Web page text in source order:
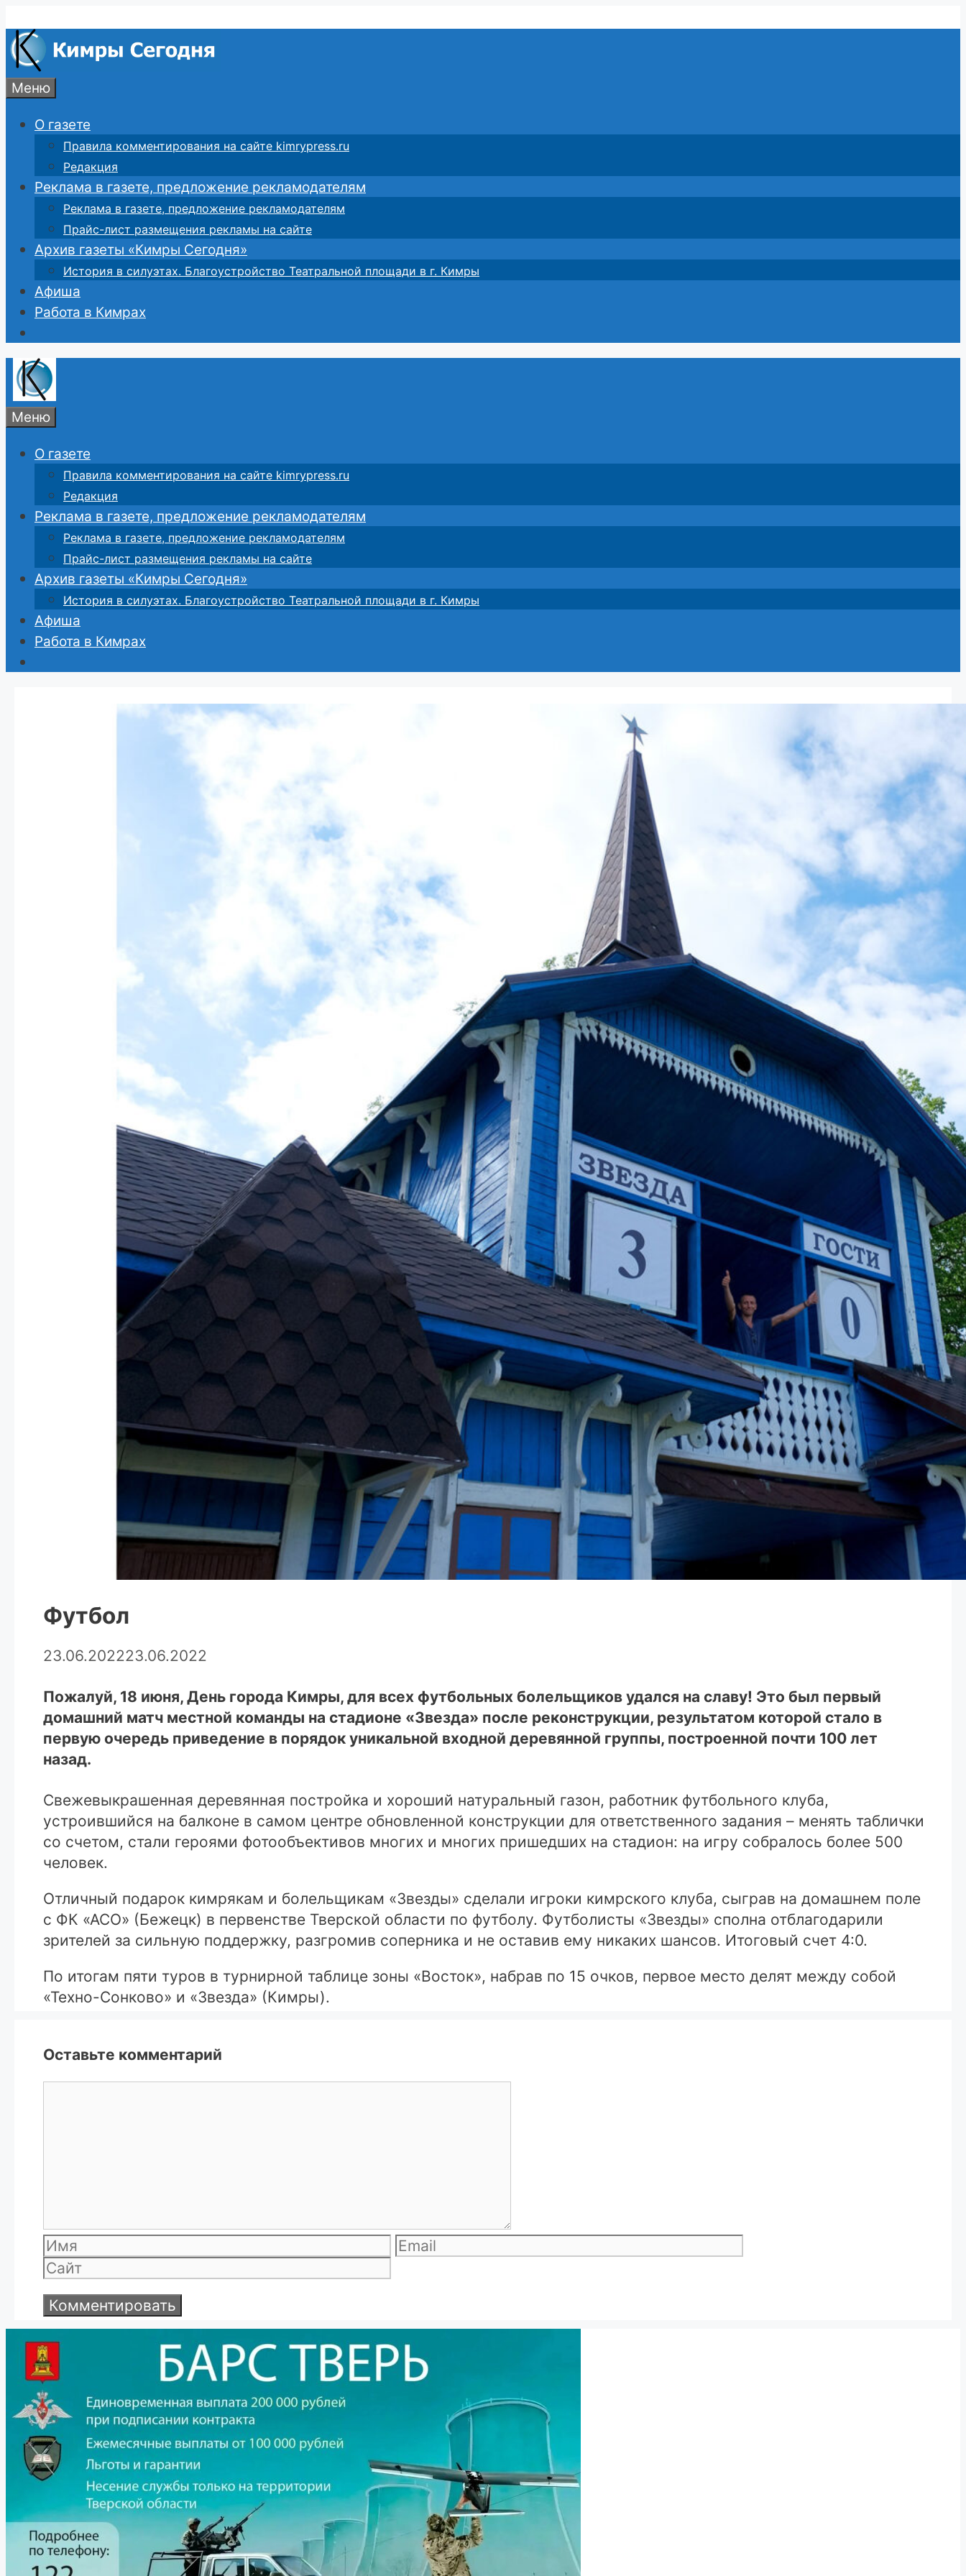
к
содержимому
Меню
О газете
Правила комментирования на сайте kimrypress.ru
Редакция
Реклама в газете, предложение рекламодателям
Реклама в газете, предложение рекламодателям
Прайс-лист размещения рекламы на сайте
Архив газеты «Кимры Сегодня»
История в силуэтах. Благоустройство Театральной площади в г. Кимры
Афиша
Работа в Кимрах
Меню
О газете
Правила комментирования на сайте kimrypress.ru
Редакция
Реклама в газете, предложение рекламодателям
Реклама в газете, предложение рекламодателям
Прайс-лист размещения рекламы на сайте
Архив газеты «Кимры Сегодня»
История в силуэтах. Благоустройство Театральной площади в г. Кимры
Афиша
Работа в Кимрах
Футбол
23.06.202223.06.2022
Пожалуй, 18 июня, День города Кимры, для всех футбольных болельщиков удался на славу! Это был первый
домашний матч местной команды на стадионе «Звезда» после реконструкции, результатом которой стало в
первую очередь приведение в порядок уникальной входной деревянной группы, построенной почти 100 лет
назад.
Свежевыкрашенная деревянная постройка и хороший натуральный газон, работник футбольного клуба,
устроившийся на балконе в самом центре обновленной конструкции для ответственного задания – менять таблички
со счетом, стали героями фотообъективов многих и многих пришедших на стадион: на игру собралось более 500
человек.
Отличный подарок кимрякам и болельщикам «Звезды» сделали игроки кимрского клуба, сыграв на домашнем поле
с ФК «АСО» (Бежецк) в первенстве Тверской области по футболу. Футболисты «Звезды» сполна отблагодарили
зрителей за сильную поддержку, разгромив соперника и не оставив ему никаких шансов. Итоговый счет 4:0.
По итогам пяти туров в турнирной таблице зоны «Восток», набрав по 15 очков, первое место делят между собой
«Техно-Сонково» и «Звезда» (Кимры).
Оставьте комментарий
Имя Email